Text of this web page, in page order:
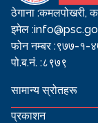
ठेगाना :कमलपोखरी,
इमेल :
फोन नम्बर :९७७-१-
पो.ब.नं. :८९७९
सामान्य स्रोतहरू
प्रकाशन